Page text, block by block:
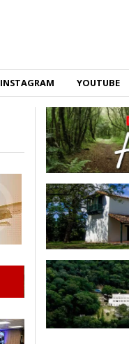
INSTAGRAM YOUTUBE